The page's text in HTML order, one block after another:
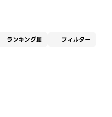
ランキング順 フィルター